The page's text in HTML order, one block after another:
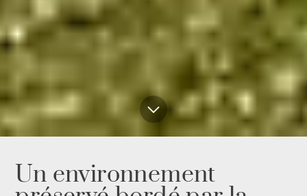
Un environnement